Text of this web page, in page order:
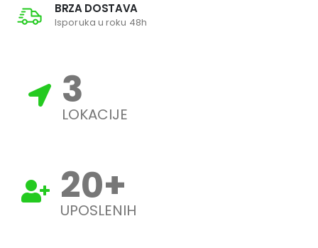
BRZA DOSTAVA
Isporuka u roku 48h
3
LOKACIJE
20+
UPOSLENIH